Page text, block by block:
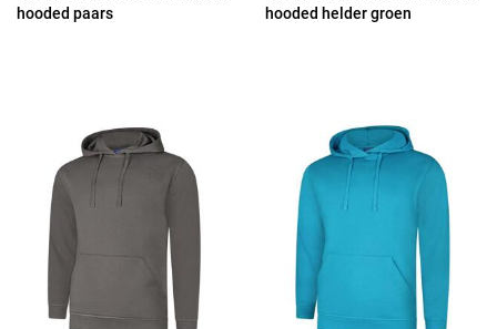
hooded paars
hooded helder groen